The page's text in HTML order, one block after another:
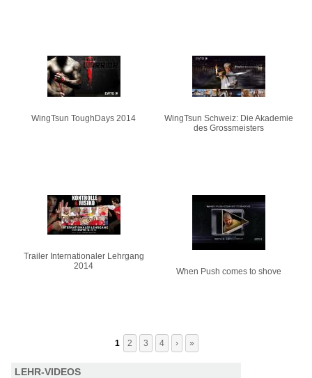
WingTsun ToughDays 2014
WingTsun Schweiz: Die Akademie
des Grossmeisters
Trailer Internationaler Lehrgang
2014
When Push comes to shove
1 2 3 4 › »
LEHR-VIDEOS